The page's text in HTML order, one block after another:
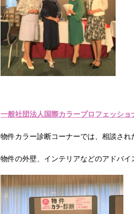
一般社団法人国際カラープロフェッショ
物件カラー診断コーナーでは、相談され
物件の外壁、インテリアなどのアドバイ